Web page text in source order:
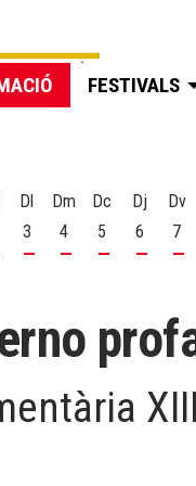
FESTIVALS
1 d'agost2 d'agost
Dl
3
Dilluns 3 d'agost
Dm
4
Dimarts 4 d'agost
Dc
5
Dimecres 5
Dj
6
Dijous 6
Dv
7